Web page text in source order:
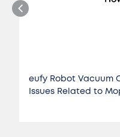
eufy Robot Vacuum
Issues Related to